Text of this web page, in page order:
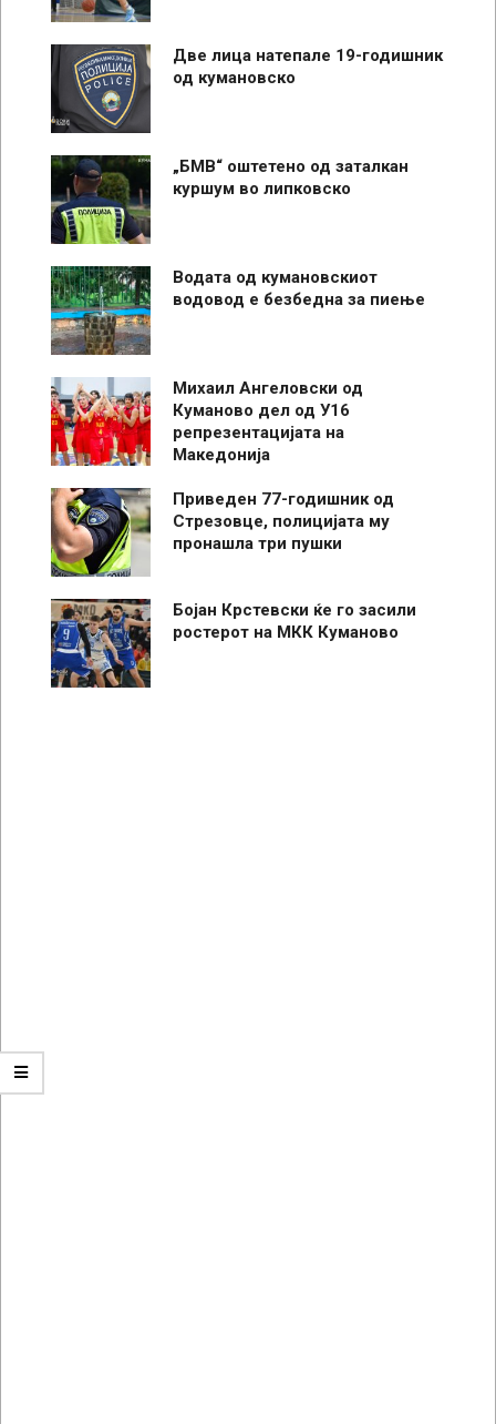
Две лица натепале 19-годишник
од кумановско
„БМВ“ оштетено од заталкан
куршум во липковско
Водата од кумановскиот
водовод е безбедна за пиење
Михаил Ангеловски од
Куманово дел од У16
репрезентацијата на
Македонија
Приведен 77-годишник од
Стрезовце, полицијата му
пронашла три пушки
Бојан Крстевски ќе го засили
ростерот на МКК Куманово